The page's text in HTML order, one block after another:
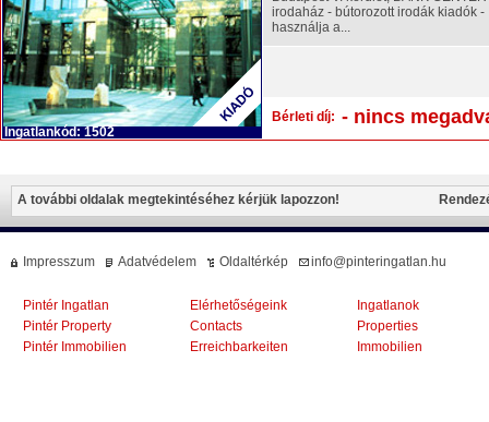
Ingatlankód: 1502
irodaház - bútorozott irodák kiadók -
használja a...
- nincs
Bérleti díj:
A további oldalak megtekintéséhez kérjük lapozzon!
Impresszum Adatvédelem Oldaltérkép info@pinteringatlan.hu
Pintér Ingatlan
Pintér Property
Pintér Immobilien
Elérhetőségeink
Contacts
Erreichbarkeiten
Ingatlanok
Properties
Immobilien